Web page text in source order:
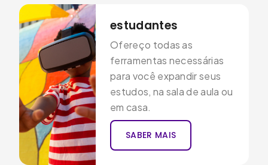
estudantes
Ofereço todas as
ferramentas necessárias
para você expandir seus
estudos, na sala de aula ou
em casa.
SABER MAIS